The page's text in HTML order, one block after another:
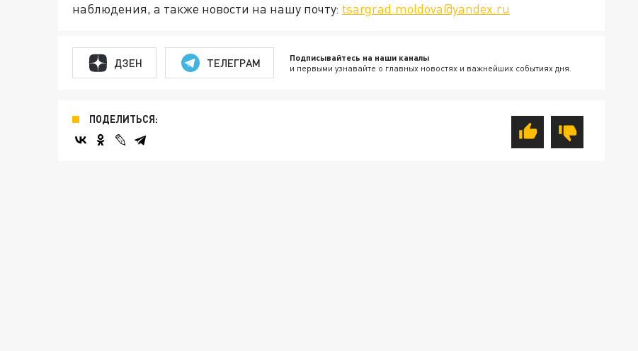
наблюдения, а также новости на нашу почту: tsargrad.moldova@yandex.ru
ДЗЕН ТЕЛЕГРАМ Подписывайтесь на наши каналы
и первыми узнавайте о главных новостях и важнейших событиях дня.
ПОДЕЛИТЬСЯ: